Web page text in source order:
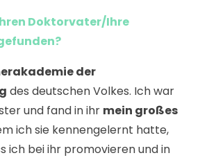
Doktorvater/Ihre
der
des deutschen Volkes. Ich war
und fand in ihr mein großes
ich sie kennengelernt hatte,
ich bei ihr promovieren und in